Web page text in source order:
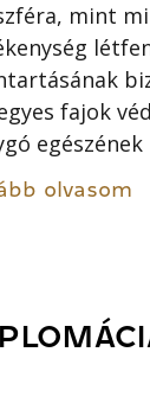
mint
fajok
egészének
olvasom